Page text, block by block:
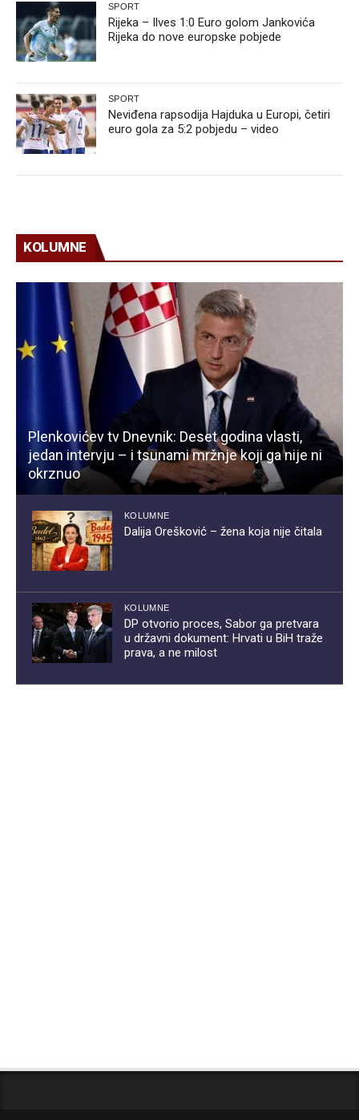
SPORT
Rijeka – Ilves 1:0 Euro golom Jankovića
Rijeka do nove europske pobjede
SPORT
Neviđena rapsodija Hajduka u Europi, četiri
euro gola za 5:2 pobjedu – video
KOLUMNE
Plenkovićev tv Dnevnik: Deset godina vlasti,
jedan intervju – i tsunami mržnje koji ga nije ni
okrznuo
KOLUMNE
Dalija Orešković – žena koja nije čitala
KOLUMNE
DP otvorio proces, Sabor ga pretvara
u državni dokument: Hrvati u BiH traže
prava, a ne milost